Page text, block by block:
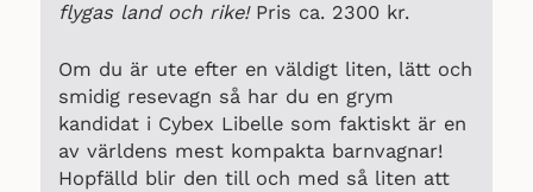
flygas land och rike! Pris ca. 2300 kr.
Om du är ute efter en väldigt liten, lätt och
smidig resevagn så har du en grym
kandidat i Cybex Libelle som faktiskt är en
av världens mest kompakta barnvagnar!
Hopfälld blir den till och med så liten att